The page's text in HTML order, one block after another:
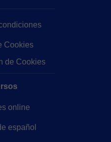
Cookies
de Cookies
online
español